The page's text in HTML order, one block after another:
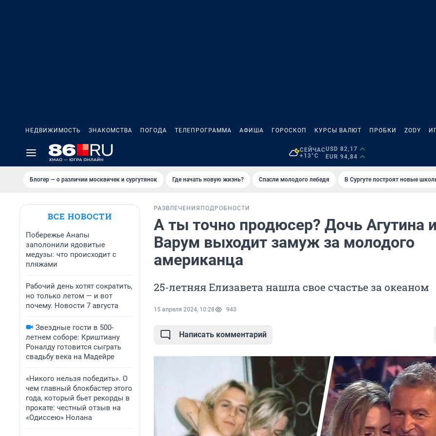
НЕДВИЖИМОСТЬ ЗНАКОМСТВА ПОГОДА ТЕЛЕПРОГРАММА АФИША ГОРОСКОП КУРСЫ ВАЛЮТ ПРОБКИ ZODY
СЕЙЧАС
+13°C
USD 82,17
EUR 94,84
Блогер — о различии москвичек и сургутянок Где начать новую жизнь? Спасли молодого лебедя В Сургуте построят новые
ВСЕ НОВОСТИ
Побережье Анапы
заполонили ядовитые
медузы: что происходит с
пляжами
Рабочий день хотят сократить,
но только летом — и вот
почему. Новости 7 августа
Звездные гости в 500-
летнем соборе: Криштиану
Роналду готовится сыграть
свадьбу века на Мадейре
«Никого нельзя победить». О
чем главный блокбастер этого
года, который бьет рекорды в
прокате: честный отзыв на
«Одиссею» Нолана
РАЗВЛЕЧЕНИЯ ПОДРОБНОСТИ
А ты точно продюсер? Дочь Агутина
Варум выходит замуж за молодого
американца
25-летняя Елизавета нашла свое счастье за океаном
15 апреля 2024, 10:28 943
Написать комментарий